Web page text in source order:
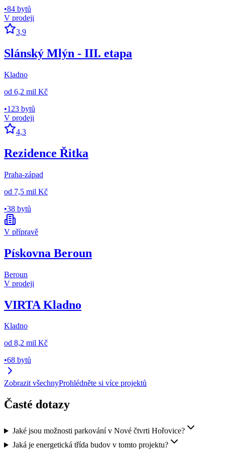
•84 bytů
V prodeji
3,9
Slánský Mlýn - III. etapa
Kladno
od 6,2 mil Kč
•123 bytů
V prodeji
4,3
Rezidence Řitka
Praha-západ
od 7,5 mil Kč
•38 bytů
V přípravě
Pískovna Beroun
Beroun
V prodeji
VIRTA Kladno
Kladno
od 8,2 mil Kč
•68 bytů
Zobrazit všechnyProhlédněte si více projektů
Časté dotazy
Jaké jsou možnosti parkování v Nové čtvrti Hořovice?
Jaká je energetická třída budov v tomto projektu?